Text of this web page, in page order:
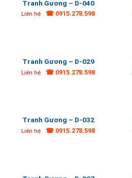
Tranh Gương – D-040
Liên hệ ☎ 0915.278.598
Tranh Gương – D-029
Liên hệ ☎ 0915.278.598
Tranh Gương – D-032
Liên hệ ☎ 0915.278.598